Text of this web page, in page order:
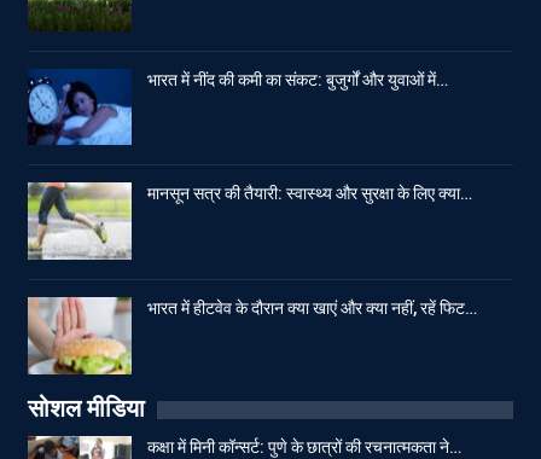
भारत में नींद की कमी का संकट: बुजुर्गों और युवाओं में…
मानसून सत्र की तैयारी: स्वास्थ्य और सुरक्षा के लिए क्या…
भारत में हीटवेव के दौरान क्या खाएं और क्या नहीं, रहें फिट…
सोशल मीडिया
कक्षा में मिनी कॉन्सर्ट: पुणे के छात्रों की रचनात्मकता ने…